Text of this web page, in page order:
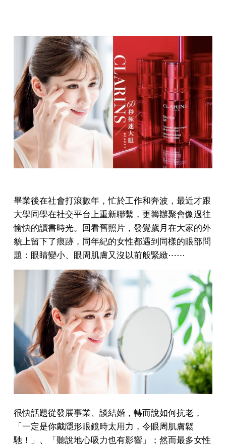
畢業後在社會打滾數年，忙於工作和奔波，最近才跟
大學同學在社交平台上重新聯繫，更籌辦聚會像過往
愉快的讀書時光。回看舊照片，發覺歲月在大家的外
貌上留下了痕跡，同年紀的女性都遇到同樣的眼部問
題：眼睛變小、眼周肌膚又沒以前般緊緻⋯⋯
很快話題從發展事業、談結婚，轉而說如何抗老，
「一定是你戴隱形眼鏡時太用力，令眼周肌膚鬆
馳！」、「聽說地心吸力也有影響」；然而最多女性